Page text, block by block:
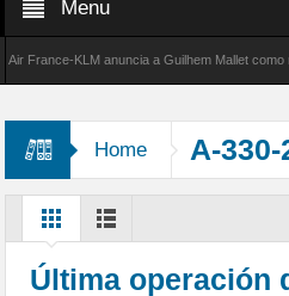
Menu
KLM anuncia a Guilhem Mallet como
Home A-330-
Última operación